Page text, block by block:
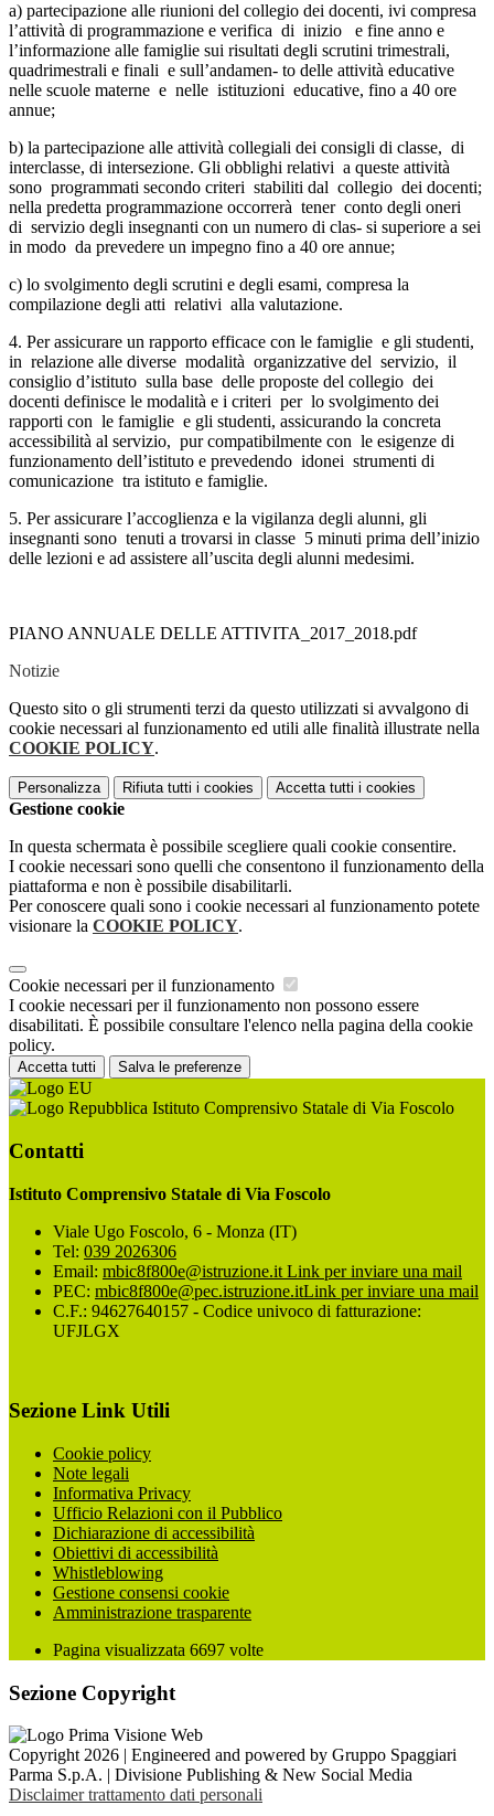
a) partecipazione alle riunioni del collegio dei docenti, ivi compresa
l’attività di programmazione e verifica di inizio e fine anno e
l’informazione alle famiglie sui risultati degli scrutini trimestrali,
quadrimestrali e finali e sull’andamen- to delle attività educative
nelle scuole materne e nelle istituzioni educative, fino a 40 ore
annue;
b) la partecipazione alle attività collegiali dei consigli di classe, di
interclasse, di intersezione. Gli obblighi relativi a queste attività
sono programmati secondo criteri stabiliti dal collegio dei docenti;
nella predetta programmazione occorrerà tener conto degli oneri
di servizio degli insegnanti con un numero di clas- si superiore a sei
in modo da prevedere un impegno fino a 40 ore annue;
c) lo svolgimento degli scrutini e degli esami, compresa la
compilazione degli atti relativi alla valutazione.
4. Per assicurare un rapporto efficace con le famiglie e gli studenti,
in relazione alle diverse modalità organizzative del servizio, il
consiglio d’istituto sulla base delle proposte del collegio dei
docenti definisce le modalità e i criteri per lo svolgimento dei
rapporti con le famiglie e gli studenti, assicurando la concreta
accessibilità al servizio, pur compatibilmente con le esigenze di
funzionamento dell’istituto e prevedendo idonei strumenti di
comunicazione tra istituto e famiglie.
5. Per assicurare l’accoglienza e la vigilanza degli alunni, gli
insegnanti sono tenuti a trovarsi in classe 5 minuti prima dell’inizio
delle lezioni e ad assistere all’uscita degli alunni medesimi.
PIANO ANNUALE DELLE ATTIVITA_2017_2018.pdf
Notizie
Questo sito o gli strumenti terzi da questo utilizzati si avvalgono di
cookie necessari al funzionamento ed utili alle finalità illustrate nella
COOKIE POLICY.
Personalizza Rifiuta tutti i cookies Accetta tutti i cookies
Gestione cookie
In questa schermata è possibile scegliere quali cookie consentire.
I cookie necessari sono quelli che consentono il funzionamento della
piattaforma e non è possibile disabilitarli.
Per conoscere quali sono i cookie necessari al funzionamento potete
visionare la COOKIE POLICY.
Cookie necessari per il funzionamento
I cookie necessari per il funzionamento non possono essere
disabilitati. È possibile consultare l'elenco nella pagina della cookie
policy.
Accetta tutti Salva le preferenze
Istituto Comprensivo Statale di Via Foscolo
Contatti
Istituto Comprensivo Statale di Via Foscolo
Viale Ugo Foscolo, 6 - Monza (IT)
Tel: 039 2026306
Email: mbic8f800e@istruzione.it Link per inviare una mail
PEC: mbic8f800e@pec.istruzione.itLink per inviare una mail
C.F.: 94627640157 - Codice univoco di fatturazione:
UFJLGX
Sezione Link Utili
Cookie policy
Note legali
Informativa Privacy
Ufficio Relazioni con il Pubblico
Dichiarazione di accessibilità
Obiettivi di accessibilità
Whistleblowing
Gestione consensi cookie
Amministrazione trasparente
Pagina visualizzata 6697 volte
Sezione Copyright
Copyright 2026 | Engineered and powered by Gruppo Spaggiari
Parma S.p.A. | Divisione Publishing & New Social Media
Disclaimer trattamento dati personali